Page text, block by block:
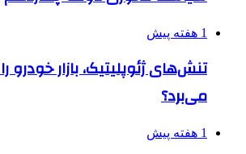
1 هفته پیش
تنش‌های ژئوپلیتیک، بازار
می‌برد؟
1 هفته پیش